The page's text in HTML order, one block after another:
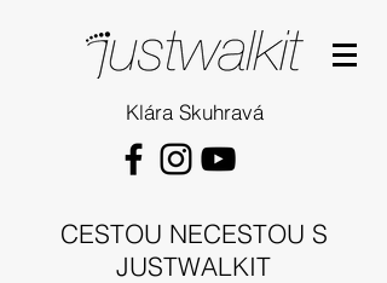
Klára Skuhravá
CESTOU NECESTOU S
JUSTWALKIT